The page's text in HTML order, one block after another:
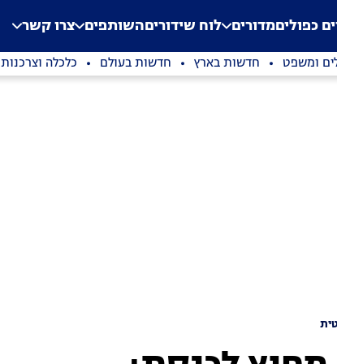
Application error: a
. כפוליםמדורים לוח שידוריםהשותפים צרו קשר
ומשפט חדשות בארץ חדשות בעולם כלכלה וצרכנות